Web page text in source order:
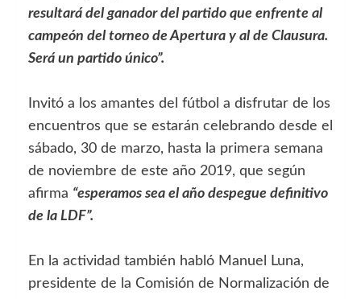
resultará del ganador del partido que enfrente al
campeón del torneo de Apertura y al de Clausura.
Será un partido único”.
Invitó a los amantes del fútbol a disfrutar de los
encuentros que se estarán celebrando desde el
sábado, 30 de marzo, hasta la primera semana
de noviembre de este año 2019, que según
afirma “esperamos sea el año despegue definitivo
de la LDF”.
En la actividad también habló Manuel Luna,
presidente de la Comisión de Normalización de